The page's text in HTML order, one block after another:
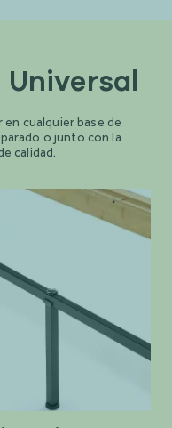
cualquier base de
o junto con la
calidad.